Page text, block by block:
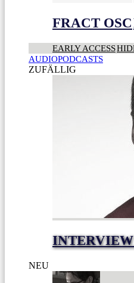
FRACT OSC
EARLY ACCESS
AUDIOPODCASTS
ZUFÄLLIG
NEU